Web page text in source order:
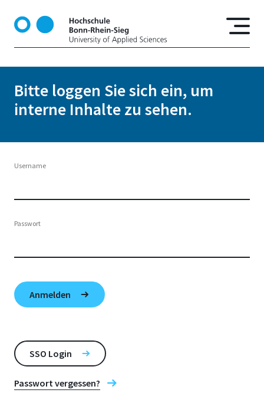
k
Bitte loggen Sie sich ein, um
interne Inhalte zu sehen.
Username
Passwort
SSO Login
Passwort vergessen?